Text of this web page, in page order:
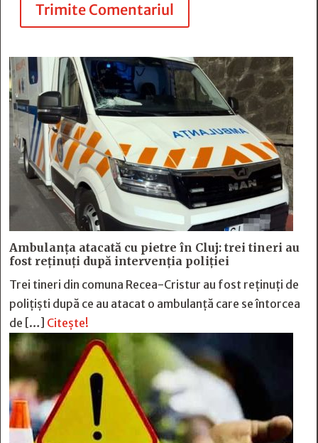
Trimite Comentariul
Ambulanța atacată cu pietre în Cluj: trei tineri au
fost reținuți după intervenția poliției
Trei tineri din comuna Recea-Cristur au fost reținuți de
polițiști după ce au atacat o ambulanță care se întorcea
de […] Citește!